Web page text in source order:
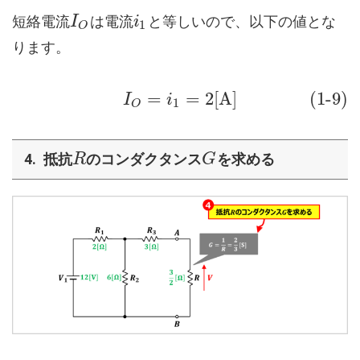
短絡電流IO は電流i1 と等しいので、以下の値とな
ります。
IO = i1 = 2[A] (1-9)
抵抗RのコンダクタンスGを求める